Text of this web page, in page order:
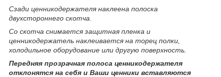
Сзади ценникодержателя наклеена полоска
двухстороннего скотча.
Со скотча снимается защитная пленка и
ценникодержатель наклеивается на торец полки,
холодильное оборудование или другую поверхность.
Передняя прозрачная полоса ценникодержателя
отклонятся на себя и Ваши ценники вставляются